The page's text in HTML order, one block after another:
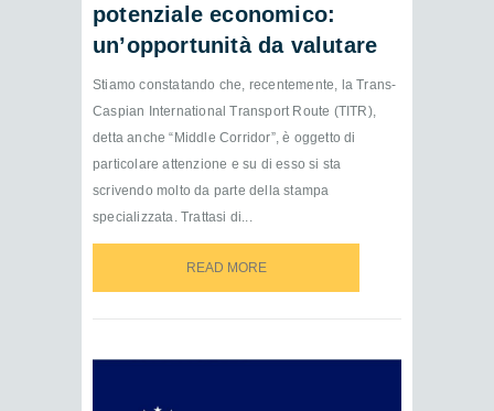
potenziale economico:
un’opportunità da valutare
Stiamo constatando che, recentemente, la Trans-
Caspian International Transport Route (TITR),
detta anche “Middle Corridor”, è oggetto di
particolare attenzione e su di esso si sta
scrivendo molto da parte della stampa
specializzata. Trattasi di...
READ MORE